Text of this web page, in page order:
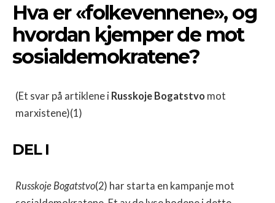
Hva er «folkevennene», og
hvordan kjemper de mot
sosialdemokratene?
(Et svar på artiklene i Russkoje Bogatstvo mot
marxistene)(1)
DEL I
Russkoje Bogatstvo(2) har starta en kampanje mot